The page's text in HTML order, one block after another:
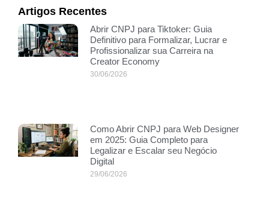
Artigos Recentes
Abrir CNPJ para Tiktoker: Guia
Definitivo para Formalizar, Lucrar e
Profissionalizar sua Carreira na
Creator Economy
30/06/2026
Como Abrir CNPJ para Web Designer
em 2025: Guia Completo para
Legalizar e Escalar seu Negócio
Digital
29/06/2026